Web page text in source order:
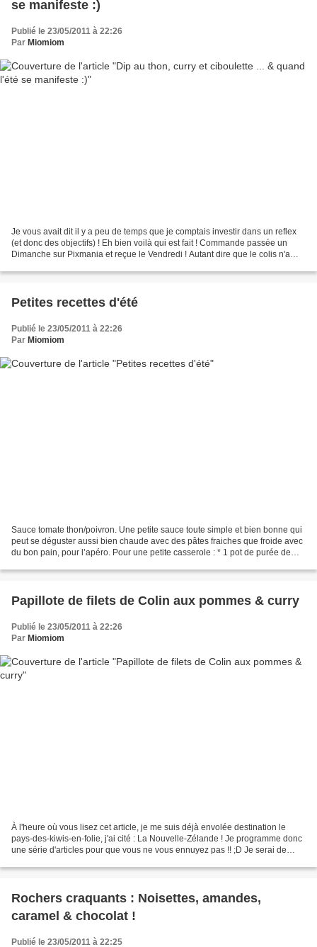
se manifeste :)
Publié le 23/05/2011 à 22:26
Par Miomiom
Je vous avait dit il y a peu de temps que je comptais investir dans un reflex
(et donc des objectifs) ! Eh bien voilà qui est fait ! Commande passée un
Dimanche sur Pixmania et reçue le Vendredi ! Autant dire que le colis n'a
Petites recettes d'été
Publié le 23/05/2011 à 22:26
Par Miomiom
Sauce tomate thon/poivron. Une petite sauce toute simple et bien bonne qui
peut se déguster aussi bien chaude avec des pâtes fraiches que froide avec
du bon pain, pour l’apéro. Pour une petite casserole : * 1 pot de purée de
Papillote de filets de Colin aux pommes & curry
Publié le 23/05/2011 à 22:26
Par Miomiom
À l'heure où vous lisez cet article, je me suis déjà envolée destination le
pays-des-kiwis-en-folie, j'ai cité : La Nouvelle-Zélande ! Je programme donc
une série d'articles pour que vous ne vous ennuyez pas !! ;D Je serai de
Rochers craquants : Noisettes, amandes,
caramel & chocolat !
Publié le 23/05/2011 à 22:25